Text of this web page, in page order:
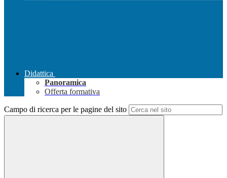
Didattica
Panoramica
Offerta formativa
Campo di ricerca per le pagine del sito